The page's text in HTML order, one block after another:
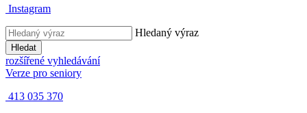
Instagram
Hledaný výraz
Hledat
rozšířené vyhledávání
Verze pro seniory
413 035 370